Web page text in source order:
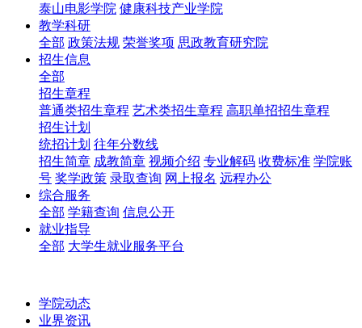
泰山电影学院 健康科技产业学院
教学科研
全部 政策法规 荣誉奖项 思政教育研究院
招生信息
全部
招生章程
普通类招生章程 艺术类招生章程 高职单招招生章程
招生计划
统招计划 往年分数线
招生简章 成教简章 视频介绍 专业解码 收费标准 学院账
号 奖学政策 录取查询 网上报名 远程办公
综合服务
全部 学籍查询 信息公开
就业指导
全部 大学生就业服务平台
学院动态
业界资讯